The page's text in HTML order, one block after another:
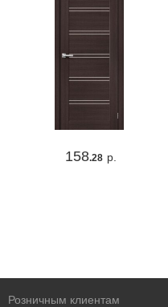
158.28 р.
Розничным клиентам